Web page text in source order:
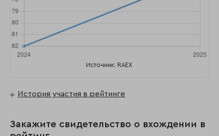
Источник: RAEX
История участия в рейтинге
Закажите свидетельство о вхождении в